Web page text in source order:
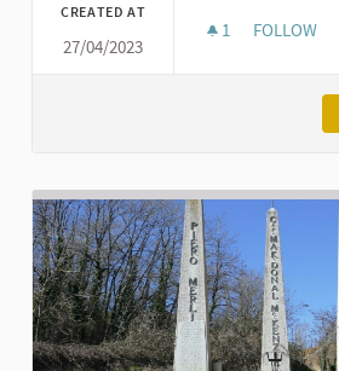
CREATED AT
27/04/2023
1 1 FOLLOWER
FOLLOW